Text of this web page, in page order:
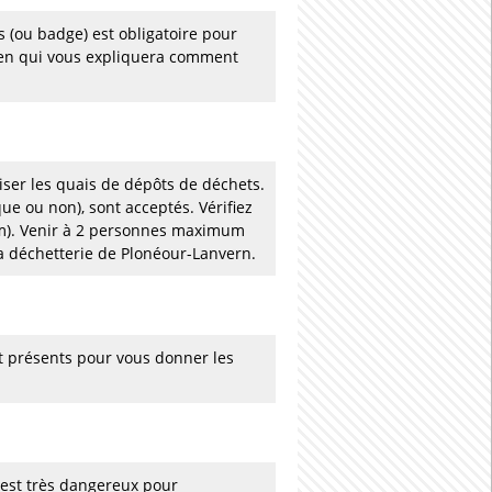
(ou badge) est obligatoire pour
qui vous expliquera comment
les quais de dépôts de déchets.
ou non), sont acceptés. Vérifiez
Venir à 2 personnes maximum
de Plonéour-Lanvern.
présents pour vous donner les
très dangereux pour